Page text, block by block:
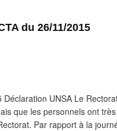
du 26/11/2015
Déclaration UNSA Le
que les personnels ont
Par rapport à la